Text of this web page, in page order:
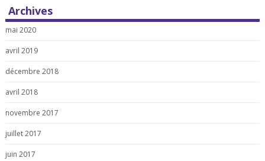
Archives
mai 2020
avril 2019
décembre 2018
avril 2018
novembre 2017
juillet 2017
juin 2017